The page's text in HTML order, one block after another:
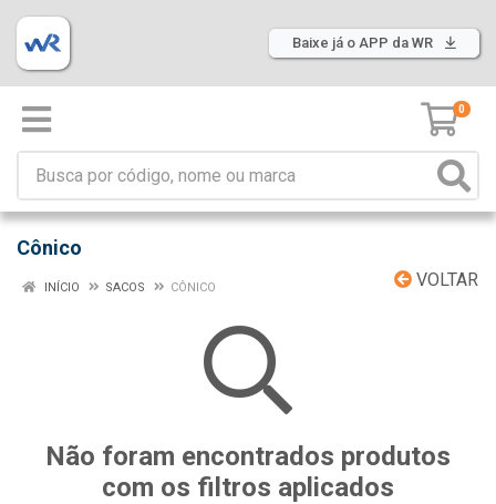
Baixe já o APP da WR
0
Cônico
VOLTAR
INÍCIO SACOS CÔNICO
Não foram encontrados produtos
com os filtros aplicados